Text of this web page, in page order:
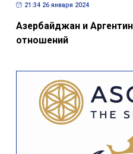
21:34 26 января 2024
Азербайджан и
отношений